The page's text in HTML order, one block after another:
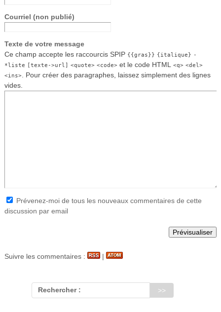
Courriel (non publié)
Texte de votre message
Ce champ accepte les raccourcis SPIP {{gras}} {italique} -
*liste [texte->url] <quote> <code>et le code HTML <q> <del>
<ins>. Pour créer des paragraphes, laissez simplement des lignes
vides.
Prévenez-moi de tous les nouveaux commentaires de cette
discussion par email
Suivre les commentaires : |
Rechercher :